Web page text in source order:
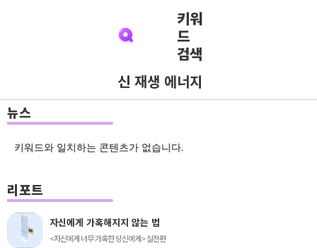
키워
드
검색
신 재생 에너지
뉴스
키워드와 일치하는 콘텐츠가 없습니다.
리포트
자신에게 가혹해지지 않는 법
<자신에게 너무 가혹한 당신에게> 실전편